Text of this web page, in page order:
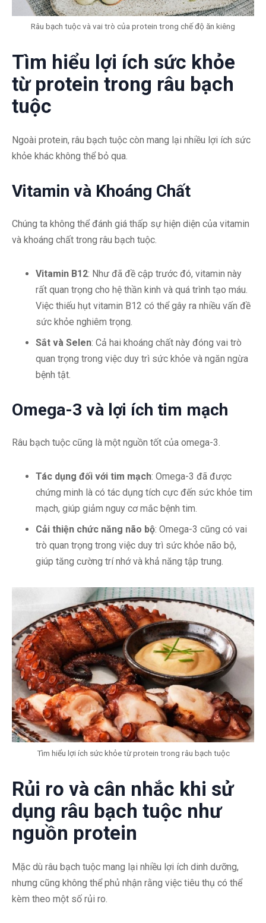
Râu bạch tuộc và vai trò của protein trong chế độ ăn kiêng
Tìm hiểu lợi ích sức khỏe
từ protein trong râu bạch
tuộc
Ngoài protein, râu bạch tuộc còn mang lại nhiều lợi ích sức
khỏe khác không thể bỏ qua.
Vitamin và Khoáng Chất
Chúng ta không thể đánh giá thấp sự hiện diện của vitamin
và khoáng chất trong râu bạch tuộc.
Vitamin B12: Như đã đề cập trước đó, vitamin này
rất quan trọng cho hệ thần kinh và quá trình tạo máu.
Việc thiếu hụt vitamin B12 có thể gây ra nhiều vấn đề
sức khỏe nghiêm trọng.
Sắt và Selen: Cả hai khoáng chất này đóng vai trò
quan trọng trong việc duy trì sức khỏe và ngăn ngừa
bệnh tật.
Omega-3 và lợi ích tim mạch
Râu bạch tuộc cũng là một nguồn tốt của omega-3.
Tác dụng đối với tim mạch: Omega-3 đã được
chứng minh là có tác dụng tích cực đến sức khỏe tim
mạch, giúp giảm nguy cơ mắc bệnh tim.
Cải thiện chức năng não bộ: Omega-3 cũng có vai
trò quan trọng trong việc duy trì sức khỏe não bộ,
giúp tăng cường trí nhớ và khả năng tập trung.
Tìm hiểu lợi ích sức khỏe từ protein trong râu bạch tuộc
Rủi ro và cân nhắc khi sử
dụng râu bạch tuộc như
nguồn protein
Mặc dù râu bạch tuộc mang lại nhiều lợi ích dinh dưỡng,
nhưng cũng không thể phủ nhận rằng việc tiêu thụ có thể
kèm theo một số rủi ro.